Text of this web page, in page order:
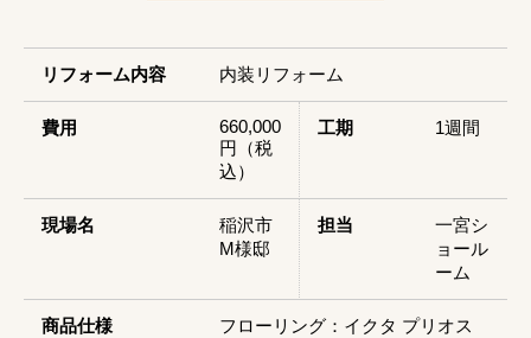
リフォーム内容 内装リフォーム
費用
660,000
円（税
込）
工期 1週間
現場名
稲沢市
M様邸
担当
一宮シ
ョール
ーム
商品仕様
フローリング：イクタ プリオス